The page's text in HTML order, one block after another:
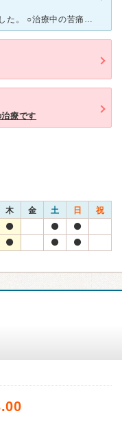
○まとめて時間をとって治療してもらえました。 ○治療中の苦痛がほとんどなく、予約日に怖くて億劫な気持ちになることなく安心して通院できました。 ○素人ですが、丁寧にみて治療して頂いていると強く感じま
療です
木 金 土 日 祝